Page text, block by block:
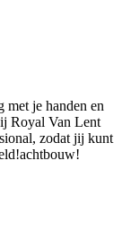
met je handen en
Royal Van Lent
zodat jij kunt